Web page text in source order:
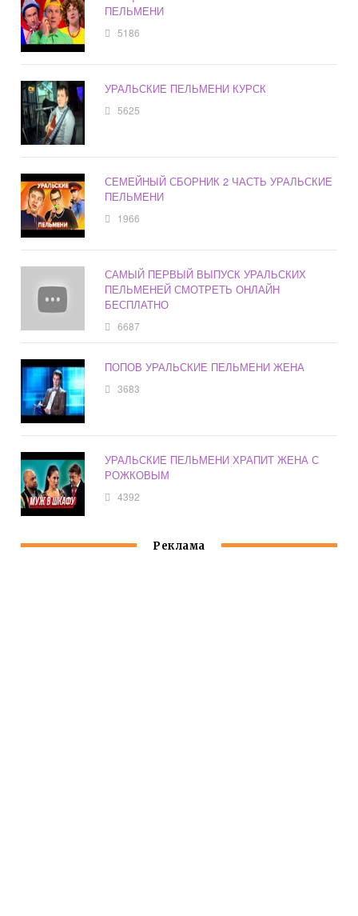
ПЕЛЬМЕНИ
5186
УРАЛЬСКИЕ ПЕЛЬМЕНИ КУРСК
5625
СЕМЕЙНЫЙ СБОРНИК 2 ЧАСТЬ УРАЛЬСКИЕ
ПЕЛЬМЕНИ
1966
САМЫЙ ПЕРВЫЙ ВЫПУСК УРАЛЬСКИХ
ПЕЛЬМЕНЕЙ СМОТРЕТЬ ОНЛАЙН
БЕСПЛАТНО
6687
ПОПОВ УРАЛЬСКИЕ ПЕЛЬМЕНИ ЖЕНА
3683
УРАЛЬСКИЕ ПЕЛЬМЕНИ ХРАПИТ ЖЕНА С
РОЖКОВЫМ
4392
Реклама